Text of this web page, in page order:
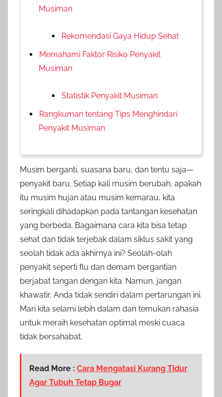
Musiman
Rekomendasi Gaya Hidup Sehat
Memahami Faktor Risiko Penyakit
Musiman
Statistik Penyakit Musiman
Rangkuman tentang Tips Menghindari
Penyakit Musiman
Musim berganti, suasana baru, dan tentu saja—
penyakit baru. Setiap kali musim berubah, apakah
itu musim hujan atau musim kemarau, kita
seringkali dihadapkan pada tantangan kesehatan
yang berbeda. Bagaimana cara kita bisa tetap
sehat dan tidak terjebak dalam siklus sakit yang
seolah tidak ada akhirnya ini? Seolah-olah
penyakit seperti flu dan demam bergantian
berjabat tangan dengan kita. Namun, jangan
khawatir, Anda tidak sendiri dalam pertarungan ini.
Mari kita selami lebih dalam dan temukan rahasia
untuk meraih kesehatan optimal meski cuaca
tidak bersahabat.
Read More : Cara Mengatasi Kurang Tidur
Agar Tubuh Tetap Bugar